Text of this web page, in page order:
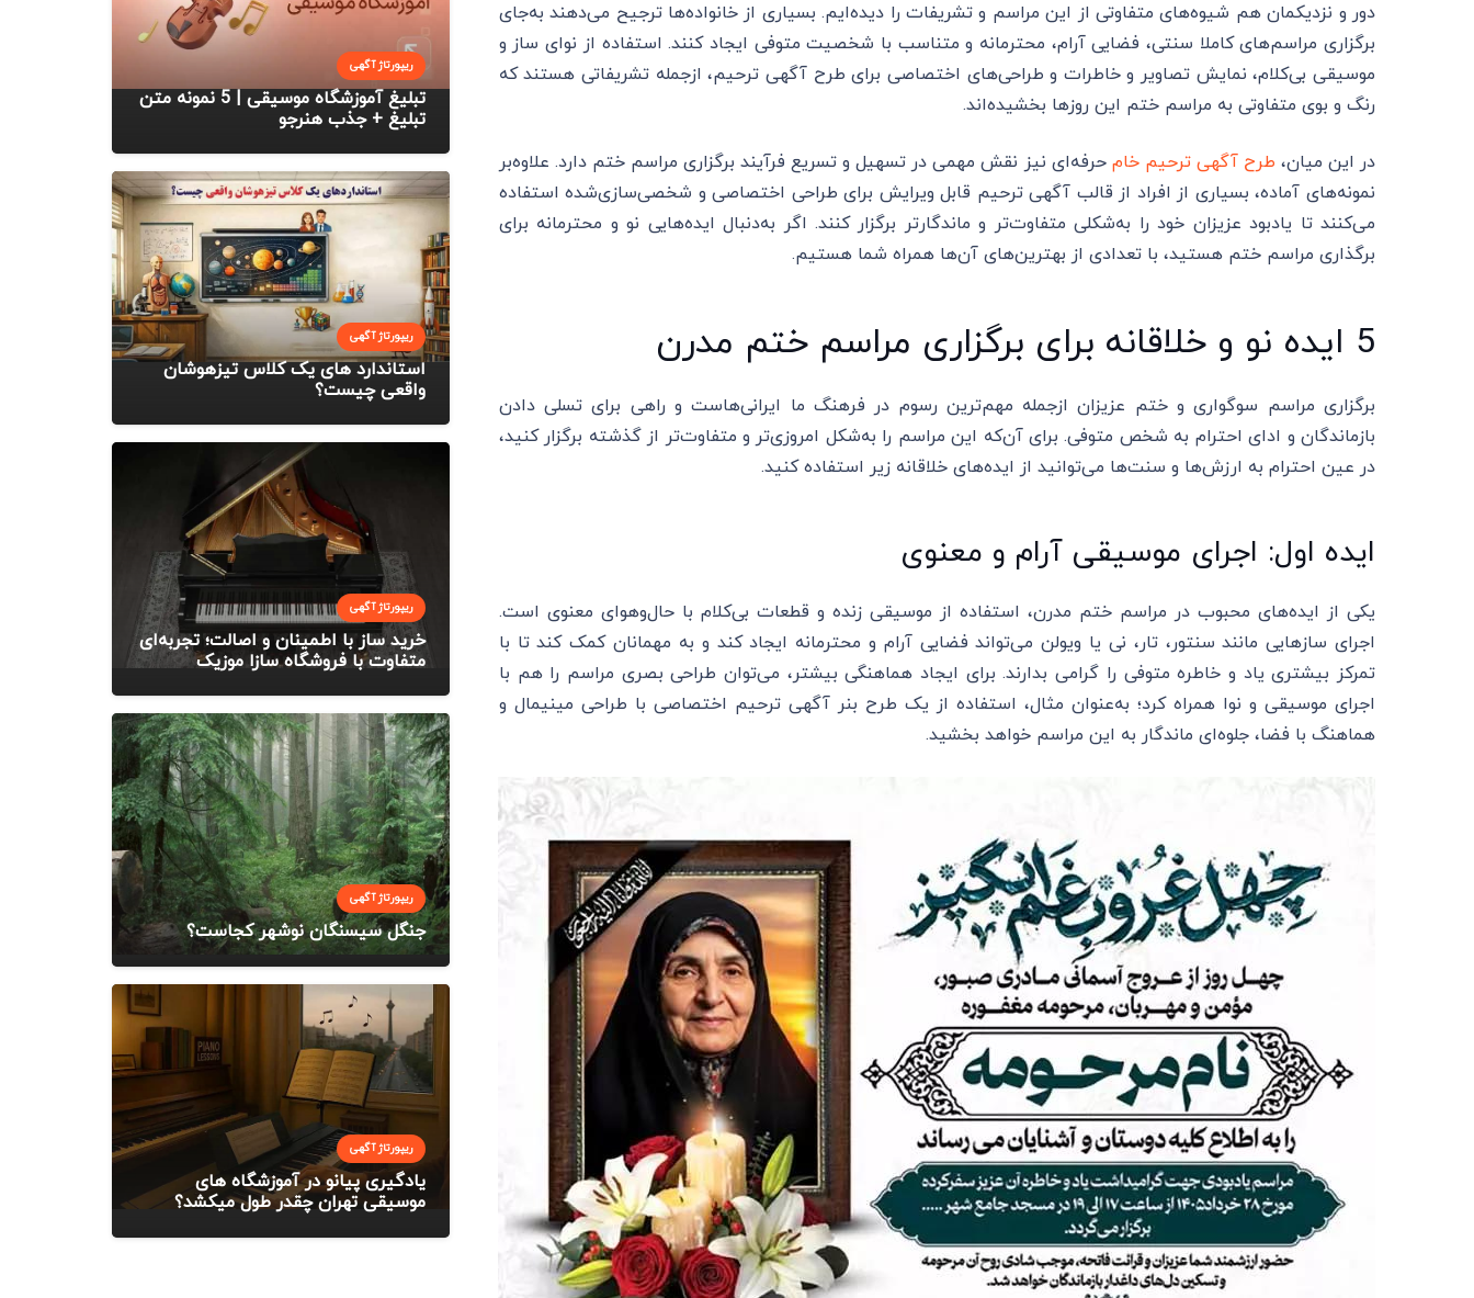
دور و نزدیکمان هم شیوه‌های متفاوتی از این مراسم و تشریفات را دیده‌ایم. بسیاری از خانواده‌ها ترجیح می‌دهند به‌جای
برگزاری مراسم‌های کاملا سنتی، فضایی آرام، محترمانه و متناسب با شخصیت متوفی ایجاد کنند. استفاده از نوای ساز و
موسیقی بی‌کلام، نمایش تصاویر و خاطرات و طراحی‌های اختصاصی برای طرح آگهی ترحیم، ازجمله تشریفاتی هستند که
رنگ و بوی متفاوتی به مراسم ختم این روزها بخشیده‌اند.
در این میان، طرح آگهی ترحیم خام حرفه‌ای نیز نقش مهمی در تسهیل و تسریع فرآیند برگزاری مراسم ختم دارد. علاوه‌بر
نمونه‌های آماده، بسیاری از افراد از قالب آگهی ترحیم قابل ویرایش برای طراحی اختصاصی و شخصی‌سازی‌شده استفاده
می‌کنند تا یادبود عزیزان خود را به‌شکلی متفاوت‌تر و ماندگارتر برگزار کنند. اگر به‌دنبال ایده‌هایی نو و محترمانه برای
برگذاری مراسم ختم هستید، با تعدادی از بهترین‌های آن‌ها همراه شما هستیم.
5 ایده نو و خلاقانه برای برگزاری مراسم ختم مدرن
برگزاری مراسم سوگواری و ختم عزیزان ازجمله مهم‌ترین رسوم در فرهنگ ما ایرانی‌هاست و راهی برای تسلی دادن
بازماندگان و ادای احترام به شخص متوفی. برای آن‌که این مراسم را به‌شکل امروزی‌تر و متفاوت‌تر از گذشته برگزار کنید،
در عین احترام به ارزش‌ها و سنت‌ها می‌توانید از ایده‌های خلاقانه زیر استفاده کنید.
ایده اول: اجرای موسیقی آرام و معنوی
یکی از ایده‌های محبوب در مراسم ختم مدرن، استفاده از موسیقی زنده و قطعات بی‌کلام با حال‌وهوای معنوی است.
اجرای سازهایی مانند سنتور، تار، نی یا ویولن می‌تواند فضایی آرام و محترمانه ایجاد کند و به مهمانان کمک کند تا با
تمرکز بیشتری یاد و خاطره متوفی را گرامی بدارند. برای ایجاد هماهنگی بیشتر، می‌توان طراحی بصری مراسم را هم با
اجرای موسیقی و نوا همراه کرد؛ به‌عنوان مثال، استفاده از یک طرح بنر آگهی ترحیم اختصاصی با طراحی مینیمال و
هماهنگ با فضا، جلوه‌ای ماندگار به این مراسم خواهد بخشید.
ریپورتاژ آگهی
تبلیغ آموزشگاه موسیقی | 5 نمونه متن
تبلیغ + جذب هنرجو
ریپورتاژ آگهی
استاندارد های یک کلاس تیزهوشان
واقعی چیست؟
ریپورتاژ آگهی
خرید ساز با اطمینان و اصالت؛ تجربه‌ای
متفاوت با فروشگاه سازا موزیک
ریپورتاژ آگهی
جنگل سیسنگان نوشهر کجاست؟
ریپورتاژ آگهی
یادگیری پیانو در آموزشگاه های
موسیقی تهران چقدر طول میکشد؟